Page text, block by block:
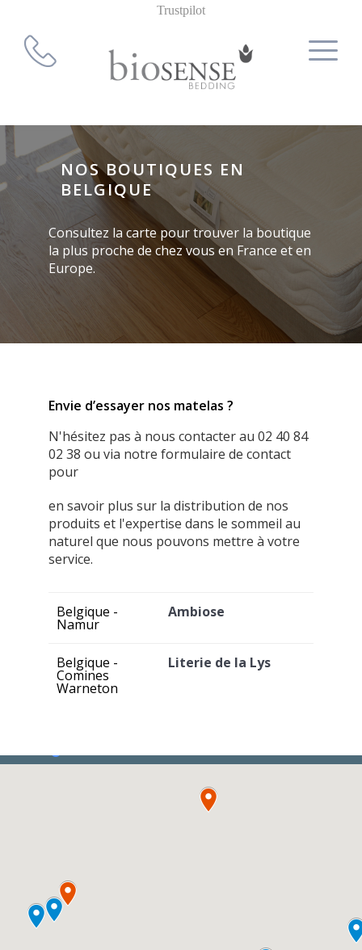
Trustpilot
NOS BOUTIQUES EN
BELGIQUE
Consultez la carte pour trouver la boutique
la plus proche de chez vous en France et en
Europe.
Envie d’essayer nos matelas ?
N'hésitez pas à nous contacter au 02 40 84
02 38 ou via notre formulaire de contact
pour
en savoir plus sur la distribution de nos
produits et l'expertise dans le sommeil au
naturel que nous pouvons mettre à votre
service.
Belgique -
Namur
Ambiose
Belgique -
Comines
Warneton
Literie de la Lys